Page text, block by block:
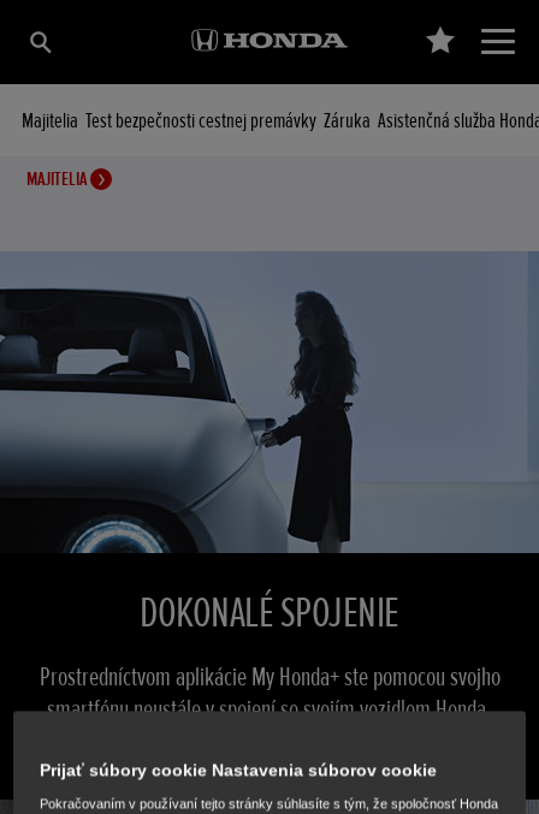
Majitelia Test bezpečnosti cestnej premávky Záruka Asistenčná služba
MAJITELIA
DOKONALÉ SPOJENIE
Prostredníctvom aplikácie My Honda+ ste pomocou svojho
smartfónu neustále v spojení so svojím vozidlom Honda.
Posunúť
Prijať súbory cookie Nastavenia súborov cookie
Pokračovaním v používaní tejto stránky súhlasíte s tým, že spoločnosť Honda